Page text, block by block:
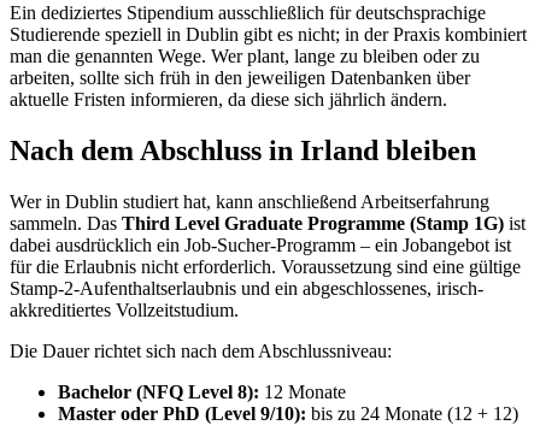
Ein dediziertes Stipendium ausschließlich für deutschsprachige
Studierende speziell in Dublin gibt es nicht; in der Praxis kombiniert
man die genannten Wege. Wer plant, lange zu bleiben oder zu
arbeiten, sollte sich früh in den jeweiligen Datenbanken über
aktuelle Fristen informieren, da diese sich jährlich ändern.
Nach dem Abschluss in Irland bleiben
Wer in Dublin studiert hat, kann anschließend Arbeitserfahrung
sammeln. Das Third Level Graduate Programme (Stamp 1G) ist
dabei ausdrücklich ein Job-Sucher-Programm – ein Jobangebot ist
für die Erlaubnis nicht erforderlich. Voraussetzung sind eine gültige
Stamp-2-Aufenthaltserlaubnis und ein abgeschlossenes, irisch-
akkreditiertes Vollzeitstudium.
Die Dauer richtet sich nach dem Abschlussniveau:
Bachelor (NFQ Level 8): 12 Monate
Master oder PhD (Level 9/10): bis zu 24 Monate (12 + 12)